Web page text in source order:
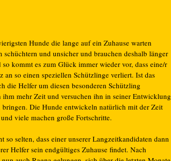
Hunde die lange auf ein Zuhause warten
schüchtern und unsicher und brauchen deshalb länger
kommt es zum Glück immer wieder vor, dass eine/r
an so einen speziellen Schützlinge verliert. Ist das
die Helfer um diesen besonderen Schützling
ihm mehr Zeit und versuchen ihn in seiner Entwicklung
bringen. Die Hunde entwickeln natürlich mit der Zeit
viele machen große Fortschritte.
so selten, dass einer unserer Langzeitkandidaten dann
Helfer sein endgültiges Zuhause findet. Nach